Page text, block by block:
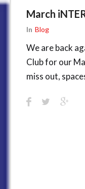
March
In Blog
We are back
Club for our
miss out,